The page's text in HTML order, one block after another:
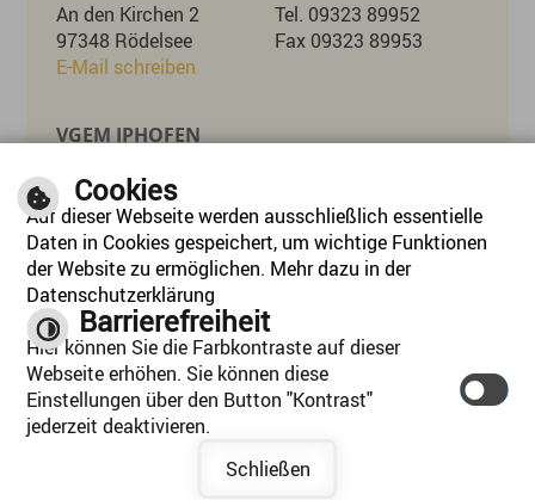
An den Kirchen 2
97348 Rödelsee
E-Mail schreiben
Tel. 09323 89952
Fax 09323 89953
VGEM IPHOFEN
Marktplatz 26
97346 Iphofen
E-Mail schreiben
ÖFFNUNGSZEITEN
Mo, Di, Mi, Do:
Mittwoch:
Freitag:
08:00 - 12:30 Uhr 14:00 - 16:30 Uhr
Nachmittag geschlossen
08:00 - 12:30
Cookies
Auf dieser Webseite werden ausschließlich essentielle
Daten in Cookies gespeichert, um wichtige Funktionen
der Website zu ermöglichen. Mehr dazu in der
Datenschutzerklärung
Barrierefreiheit
Hier können Sie die Farbkontraste auf dieser
Webseite erhöhen. Sie können diese
Einstellungen über den Button "Kontrast"
jederzeit deaktivieren.
Schließen